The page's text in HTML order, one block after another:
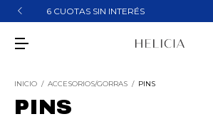
10% OFF CON
INICIO / ACCESORIOS/GORRAS / PINS
PINS